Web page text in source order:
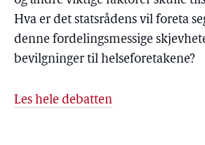
Hva er det statsrådens vil foreta
denne fordelingsmessige
bevilgninger til helseforetakene?
Les hele debatten